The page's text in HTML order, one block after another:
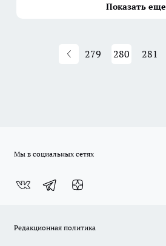
Показать еще
279 280 281
Мы в социальных сетях
Редакционная политика